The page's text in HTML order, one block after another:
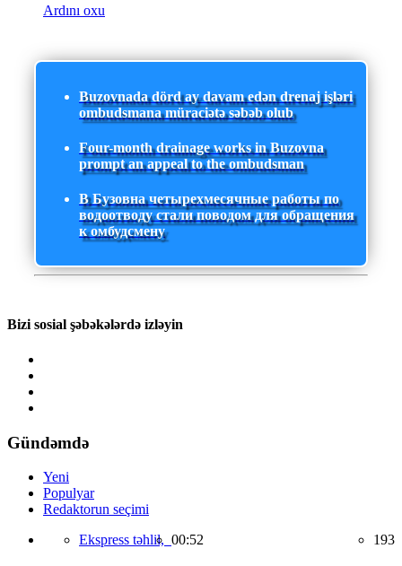
Ardını oxu
Buzovnada dörd ay davam edən drenaj işləri
ombudsmana müraciətə səbəb olub
Four-month drainage works in Buzovna
prompt an appeal to the ombudsman
В Бузовна четырехмесячные работы по
водоотводу стали поводом для обращения
к омбудсмену
Bizi sosial şəbəkələrdə izləyin
Gündəmdə
Yeni
Populyar
Redaktorun seçimi
Ekspress təhlil, 00:52 193